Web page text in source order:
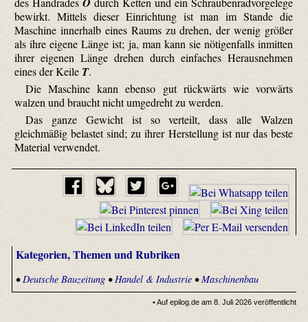
bewirkt. Mittels dieser Einrichtung ist man im Stande die
Maschine innerhalb eines Raums zu drehen, der wenig größer
als ihre eigene Länge ist; ja, man kann sie nötigenfalls inmitten
ihrer eigenen Länge drehen durch einfaches Herausnehmen
eines der Keile T.
Die Maschine kann ebenso gut rückwärts wie vorwärts
walzen und braucht nicht umgedreht zu werden.
Das ganze Gewicht ist so verteilt, dass alle Walzen
gleichmäßig belastet sind; zu ihrer Herstellung ist nur das beste
Material verwendet.
Kategorien, Themen und Rubriken
• Deutsche Bauzeitung• Handel & Industrie•Maschinenbau
• Auf epilog.de am 8. Juli 2026 veröffentlicht